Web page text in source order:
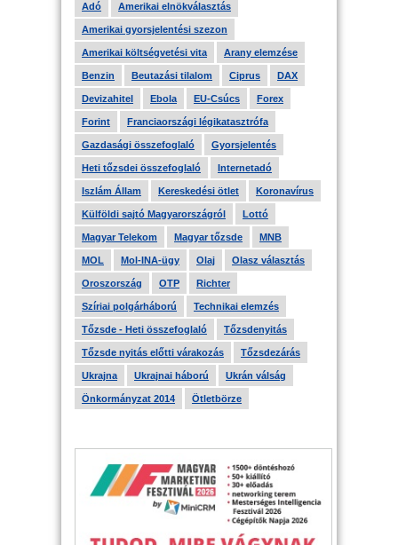
Adó Amerikai elnökválasztás
Amerikai gyorsjelentési szezon
Amerikai költségvetési vita Arany elemzése
Benzin Beutazási tilalom Ciprus DAX
Devizahitel Ebola EU-Csúcs Forex
Forint Franciaországi légikatasztrófa
Gazdasági összefoglaló Gyorsjelentés
Heti tőzsdei összefoglaló Internetadó
Iszlám Állam Kereskedési ötlet Koronavírus
Külföldi sajtó Magyarországról Lottó
Magyar Telekom Magyar tőzsde MNB
MOL Mol-INA-ügy Olaj Olasz választás
Oroszország OTP Richter
Szíriai polgárháború Technikai elemzés
Tőzsde - Heti összefoglaló Tőzsdenyitás
Tőzsde nyitás előtti várakozás Tőzsdezárás
Ukrajna Ukrajnai háború Ukrán válság
Önkormányzat 2014 Ötletbörze